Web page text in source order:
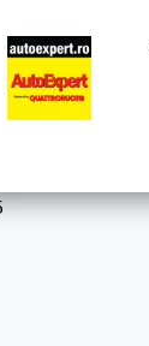
Test drive